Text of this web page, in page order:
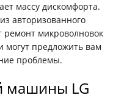
массу дискомфорта.
авторизованного
микроволновок
могут предложить вам
проблемы.
машины LG